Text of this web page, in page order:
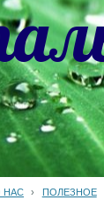
НАС › ПОЛЕЗНОЕ